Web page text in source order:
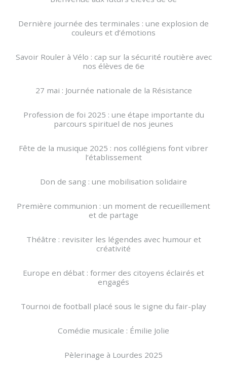
Dernière journée des terminales : une explosion de
couleurs et d’émotions
Savoir Rouler à Vélo : cap sur la sécurité routière avec
nos élèves de 6e
27 mai : Journée nationale de la Résistance
Profession de foi 2025 : une étape importante du
parcours spirituel de nos jeunes
Fête de la musique 2025 : nos collégiens font vibrer
l’établissement
Don de sang : une mobilisation solidaire
Première communion : un moment de recueillement
et de partage
Théâtre : revisiter les légendes avec humour et
créativité
Europe en débat : former des citoyens éclairés et
engagés
Tournoi de football placé sous le signe du fair-play
Comédie musicale : Émilie Jolie
Pèlerinage à Lourdes 2025